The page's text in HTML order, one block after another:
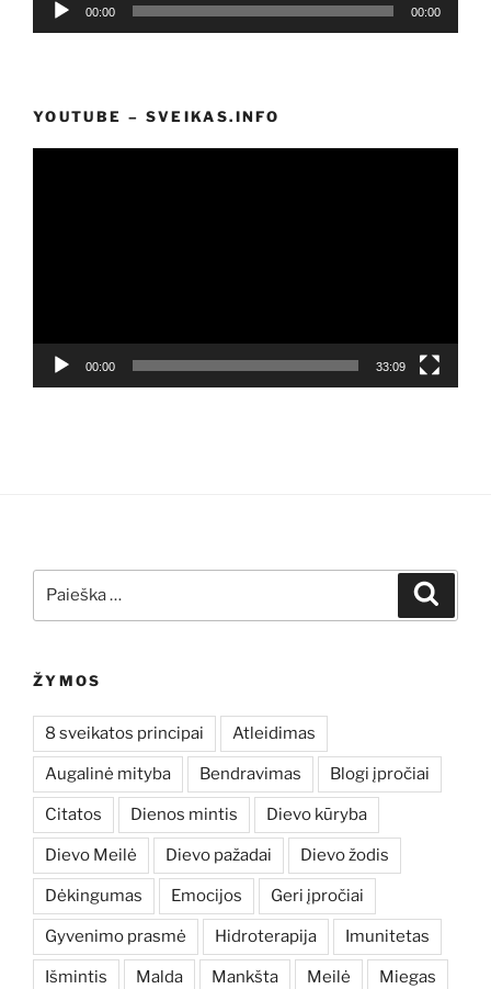
00:00 00:00
YOUTUBE – SVEIKAS.INFO
00:00 33:09
ŽYMOS
8 sveikatos principai Atleidimas
Augalinė mityba Bendravimas Blogi įpročiai
Citatos Dienos mintis Dievo kūryba
Dievo Meilė Dievo pažadai Dievo žodis
Dėkingumas Emocijos Geri įpročiai
Gyvenimo prasmė Hidroterapija Imunitetas
Išmintis Malda Mankšta Meilė Miegas